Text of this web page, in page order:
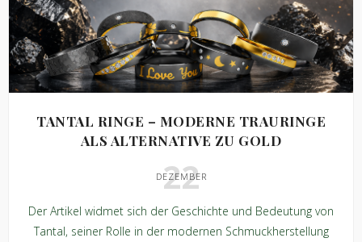
TANTAL RINGE – MODERNE TRAURINGE
ALS ALTERNATIVE ZU GOLD
22
DEZEMBER
Der Artikel widmet sich der Geschichte und Bedeutung von
Tantal, seiner Rolle in der modernen Schmuckherstellung